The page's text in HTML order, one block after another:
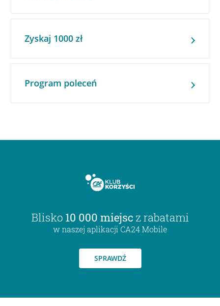
Zyskaj 1000 zł
Program poleceń
Blisko 10 000 miejsc z rabatami
w naszej aplikacji CA24 Mobile
SPRAWDŹ